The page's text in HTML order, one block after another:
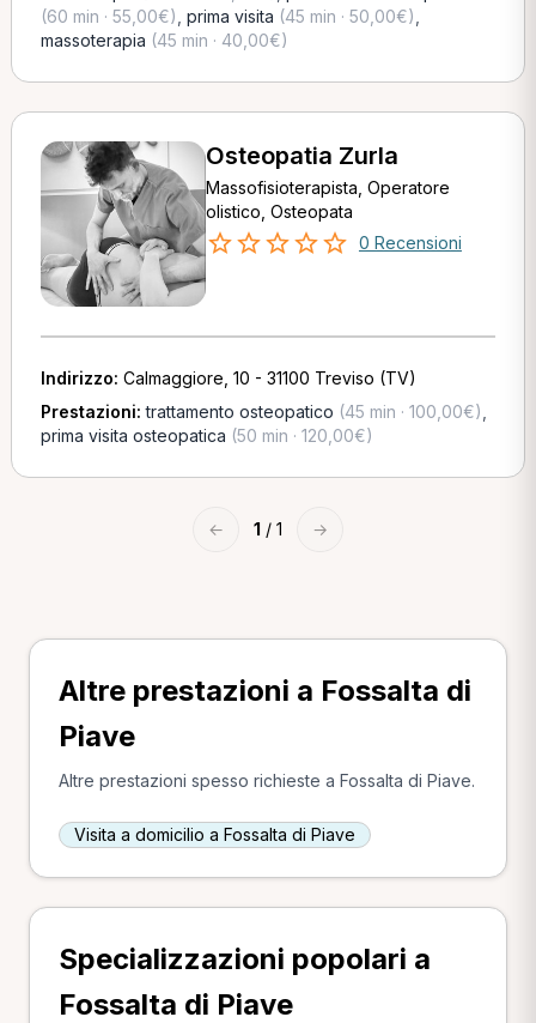
(60 min · 55,00€) prima visita (45 min · 50,00€)
massoterapia (45 min · 40,00€)
Osteopatia Zurla
Massofisioterapista, Operatore
olistico, Osteopata
0 Recensioni
Indirizzo: Calmaggiore, 10 - 31100 Treviso (TV)
Prestazioni:trattamento osteopatico (45 min · 100,00€)
prima visita osteopatica (50 min · 120,00€)
← 1 / 1 →
Altre prestazioni a Fossalta di
Piave
Altre prestazioni spesso richieste a Fossalta di Piave.
Visita a domicilio a Fossalta di Piave
Specializzazioni popolari a
Fossalta di Piave